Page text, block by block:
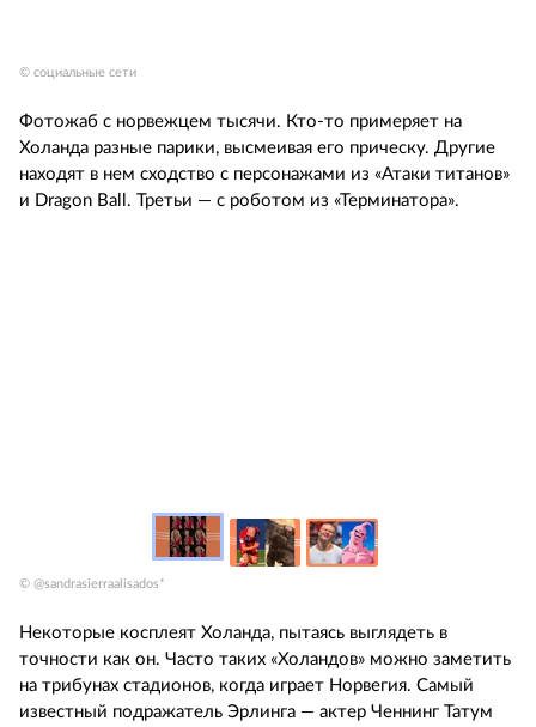
© социальные сети
Фотожаб с норвежцем тысячи. Кто-то примеряет на
Холанда разные парики, высмеивая его прическу. Другие
находят в нем сходство с персонажами из «Атаки титанов»
и Dragon Ball. Третьи — с роботом из «Терминатора».
© @sandrasierraalisados*
Некоторые косплеят Холанда, пытаясь выглядеть в
точности как он. Часто таких «Холандов» можно заметить
на трибунах стадионов, когда играет Норвегия. Самый
известный подражатель Эрлинга — актер Ченнинг Татум